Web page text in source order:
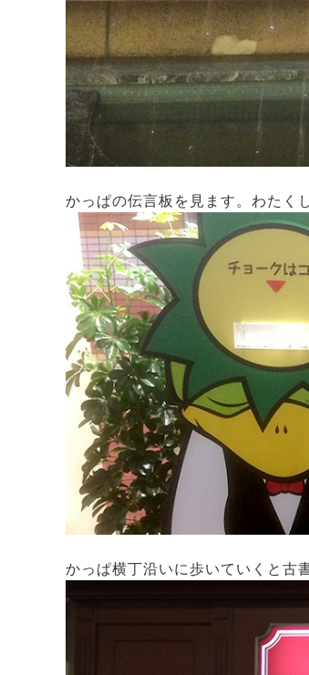
かっぱの伝言板を見ます。わたく
かっぱ横丁沿いに歩いていくと古